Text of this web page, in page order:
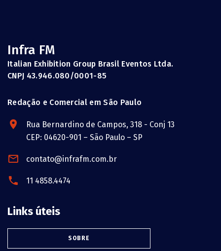
Infra FM
Italian Exhibition Group Brasil Eventos Ltda.
CNPJ 43.946.080/0001-85
Redação e Comercial em São Paulo
Rua Bernardino de Campos, 318 - Conj 13
CEP: 04620-901 – São Paulo – SP
contato@infrafm.com.br
11 4858.4474
Links úteis
SOBRE